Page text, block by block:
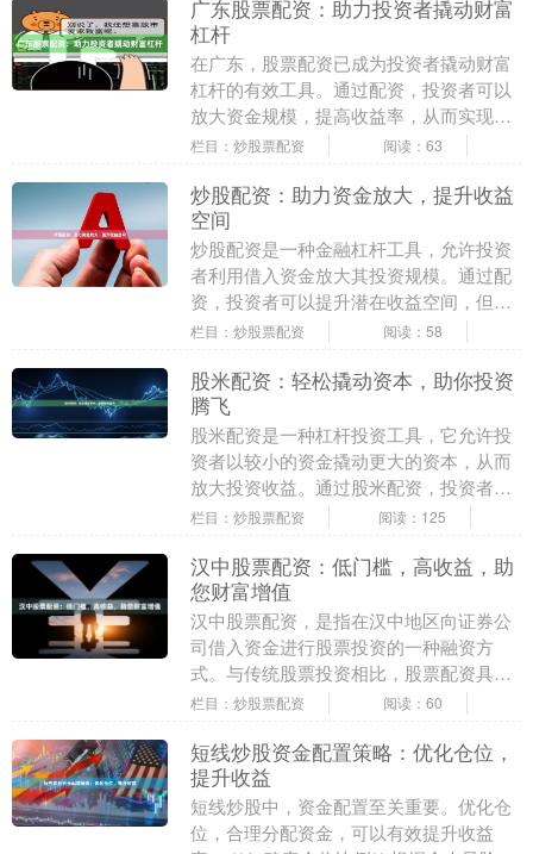
广东股票配资：助力投资者撬动财富
杠杆
在广东，股票配资已成为投资者撬动财富
杠杆的有效工具。通过配资，投资者可以
放大资金规模，提高收益率，从而实现财
富的快速增长。 股票配资是指投资者通过
栏目：炒股票配资 阅读：63
炒股配资：助力资金放大，提升收益
空间
炒股配资是一种金融杠杆工具，允许投资
者利用借入资金放大其投资规模。通过配
资，投资者可以提升潜在收益空间，但同
时也增加了风险。 **资金放大** 配资的本
栏目：炒股票配资 阅读：58
股米配资：轻松撬动资本，助你投资
腾飞
股米配资是一种杠杆投资工具，它允许投
资者以较小的资金撬动更大的资本，从而
放大投资收益。通过股米配资，投资者可
以获得高达10倍的杠杆，这意味着他们可
栏目：炒股票配资 阅读：125
汉中股票配资：低门槛，高收益，助
您财富增值
汉中股票配资，是指在汉中地区向证券公
司借入资金进行股票投资的一种融资方
式。与传统股票投资相比，股票配资具有
低门槛、高收益的优势，为广大投资者提
栏目：炒股票配资 阅读：60
短线炒股资金配置策略：优化仓位，
提升收益
短线炒股中，资金配置至关重要。优化仓
位，合理分配资金，可以有效提升收益